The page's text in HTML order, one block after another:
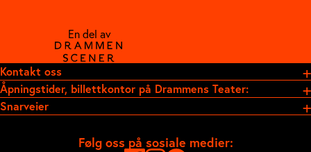
En del av
Kontakt oss
Åpningstider, billettkontor på Drammens Teater:
Snarveier
Følg oss på sosiale medier: